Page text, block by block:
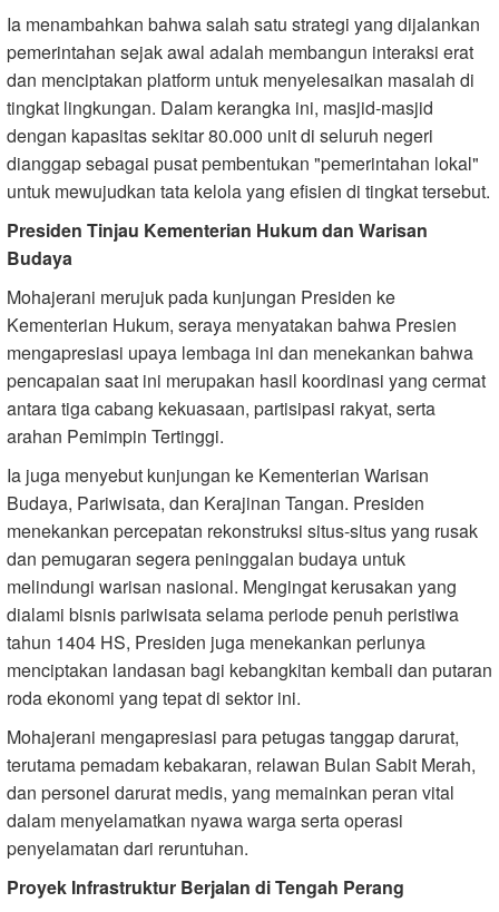
Ia menambahkan bahwa salah satu strategi yang dijalankan
pemerintahan sejak awal adalah membangun interaksi erat
dan menciptakan platform untuk menyelesaikan masalah di
tingkat lingkungan. Dalam kerangka ini, masjid-masjid
dengan kapasitas sekitar 80.000 unit di seluruh negeri
dianggap sebagai pusat pembentukan "pemerintahan lokal"
untuk mewujudkan tata kelola yang efisien di tingkat tersebut.
Presiden Tinjau Kementerian Hukum dan Warisan
Budaya
Mohajerani merujuk pada kunjungan Presiden ke
Kementerian Hukum, seraya menyatakan bahwa Presien
mengapresiasi upaya lembaga ini dan menekankan bahwa
pencapaian saat ini merupakan hasil koordinasi yang cermat
antara tiga cabang kekuasaan, partisipasi rakyat, serta
arahan Pemimpin Tertinggi.
Ia juga menyebut kunjungan ke Kementerian Warisan
Budaya, Pariwisata, dan Kerajinan Tangan. Presiden
menekankan percepatan rekonstruksi situs-situs yang rusak
dan pemugaran segera peninggalan budaya untuk
melindungi warisan nasional. Mengingat kerusakan yang
dialami bisnis pariwisata selama periode penuh peristiwa
tahun 1404 HS, Presiden juga menekankan perlunya
menciptakan landasan bagi kebangkitan kembali dan putaran
roda ekonomi yang tepat di sektor ini.
Mohajerani mengapresiasi para petugas tanggap darurat,
terutama pemadam kebakaran, relawan Bulan Sabit Merah,
dan personel darurat medis, yang memainkan peran vital
dalam menyelamatkan nyawa warga serta operasi
penyelamatan dari reruntuhan.
Proyek Infrastruktur Berjalan di Tengah Perang